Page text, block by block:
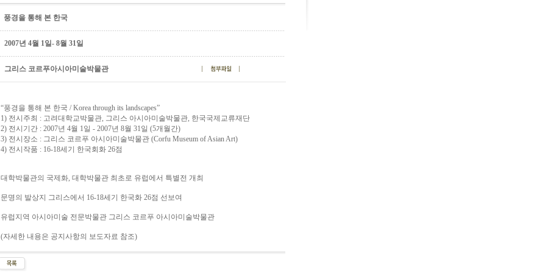
풍경을 통해 본 한국
2007년 4월 1일- 8월 31일
그리스 코르푸아시아미술박물관
“풍경을 통해 본 한국 / Korea through its landscapes”
1) 전시주최 : 고려대학교박물관, 그리스 아시아미술박물관, 한국국제교류재단
2) 전시기간 : 2007년 4월 1일 - 2007년 8월 31일 (5개월간)
3) 전시장소 : 그리스 코르푸 아시아미술박물관 (Corfu Museum of Asian Art)
4) 전시작품 : 16-18세기 한국회화 26점
대학박물관의 국제화, 대학박물관 최초로 유럽에서 특별전 개최
문명의 발상지 그리스에서 16-18세기 한국화 26점 선보여
유럽지역 아시아미술 전문박물관 그리스 코르푸 아시아미술박물관
(자세한 내용은 공지사항의 보도자료 참조)